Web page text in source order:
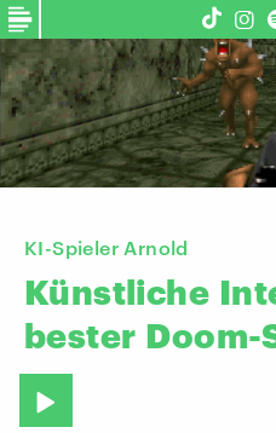
KI-Spieler Arnold
Künstliche
bester Doom-